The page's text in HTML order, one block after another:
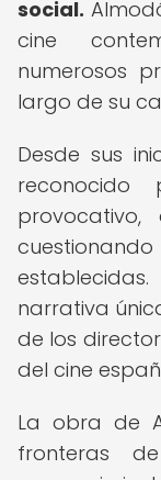
social.
cine
numerosos
largo de su
Desde sus
narrativa
de los
del cine
La obra de
fronteras